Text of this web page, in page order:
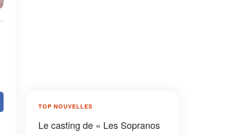
TOP NOUVELLES
Le casting de « Les Sopranos